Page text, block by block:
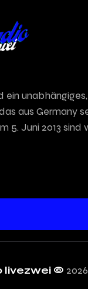
ein
aus Germany
5. Juni 2013 sind
livezwei ©